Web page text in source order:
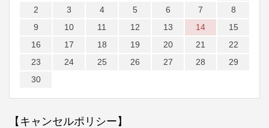
2
3 4 5 6 7
8
9
10 11 12 13 14
15
16
17 18 19 20 21
22
23
24 25 26 27 28
29
30
【キャンセルポリシー】